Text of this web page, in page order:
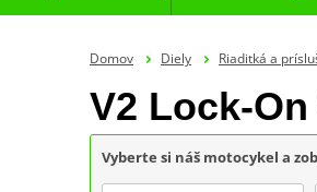
Domov Diely Riaditká a
V2 Lock-
Vyberte si náš motocykel a